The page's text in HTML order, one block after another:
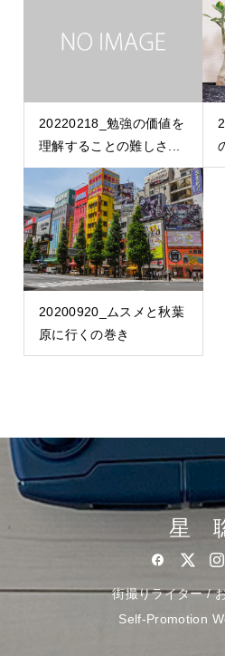
20220218_勉強の価値を
理解することの難しさ...
20200920_ムスメと秋葉
原に行くの巻き
星
街撮りライター /
Self-Promotion